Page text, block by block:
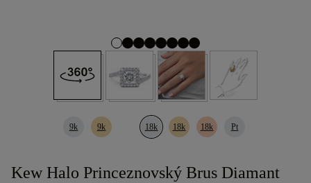
9k 9k 18k 18k 18k Pt
Kew Halo Princeznovský Brus Diamant